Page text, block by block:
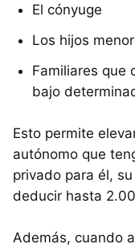
El cónyuge
Los hijos
Familiares que
bajo
Esto permite
autónomo que
privado para él,
deducir hasta
Además, cuando